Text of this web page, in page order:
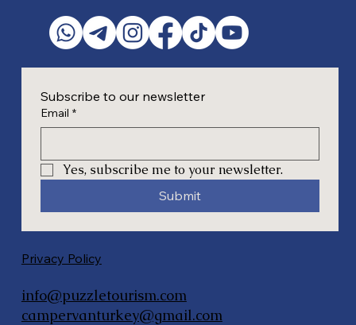
Subscribe to our newsletter
Email *
Yes, subscribe me to your newsletter.
Submit
Privacy Policy
info@puzzletourism.com
campervanturkey@gmail.com